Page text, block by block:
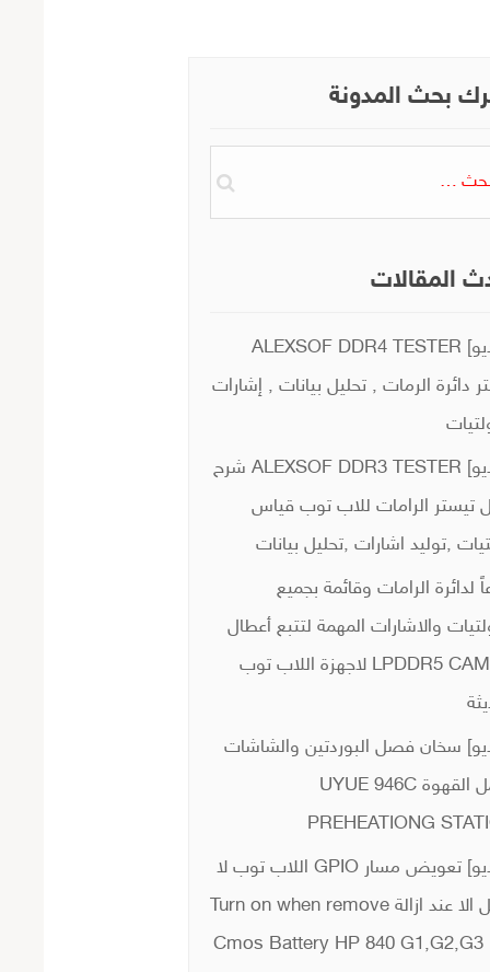
بحث المدونة
المقالات
[فيديو] ALEXSOF DDR4 TESTER
دائرة الرمات , تحليل بيانات , إشارات
[فيديو] ALEXSOF DDR3 TESTER شرح
تيستر الرامات للاب توب قياس
,توليد اشارات ,تحليل بيانات
لدائرة الرامات وقائمة بجميع
والاشارات المهمة لتتبع أعطال
LPDDR5 CAMM2 لاجهزة اللاب توب
سخان فصل البوردتين والشاشات
وعمل القهوة UYUE 946C
PREHEATIONG
[فيديو] تعويض مسار GPIO اللاب توب لا
يعمل الا عند ازالة Turn on when remove
Cmos Battery HP 840 G1,G2,G3